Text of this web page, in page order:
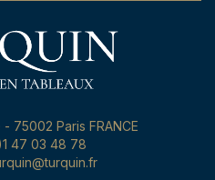
75002 Paris FRANCE
47 03 48 78